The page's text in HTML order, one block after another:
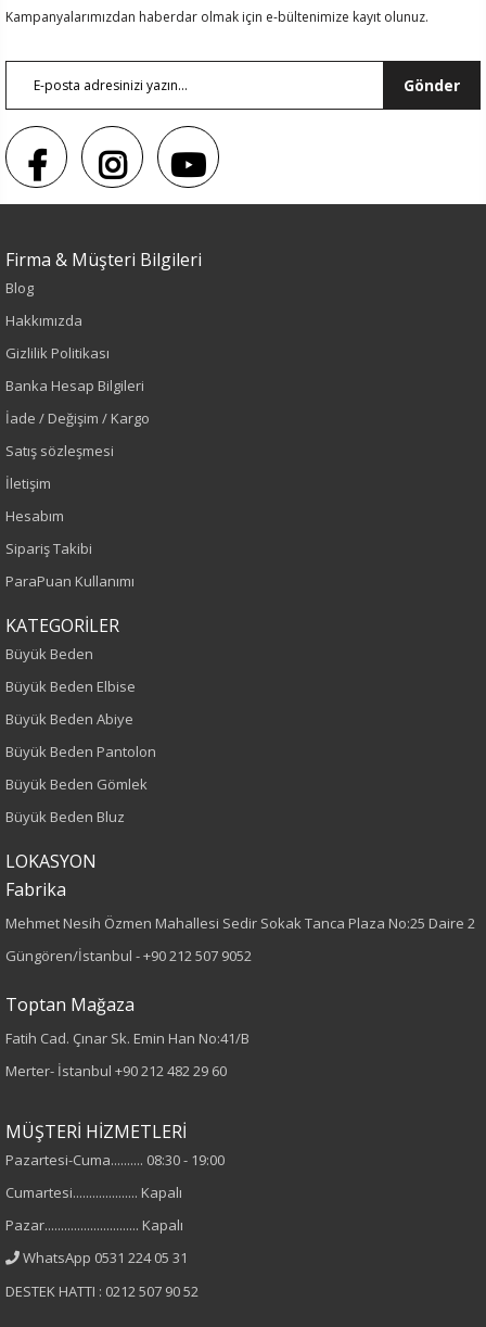
Sezon : YAZLIK
Renk
Kahve
Sezon
İlkbahar-Yaz
Yaş Grubu
Kalıp
Büyük Beden
Boy
80
Dokuma
Çiçekli
Kumaş
Cinsiyet
Kadın
Uzun Kol
Kampanyalarımızdan haberdar olmak için e-bültenimize kayıt olunuz.
Gönder
Firma & Müşteri Bilgileri
Blog
Hakkımızda
Gizlilik Politikası
Banka Hesap Bilgileri
İade / Değişim / Kargo
Satış sözleşmesi
İletişim
Hesabım
Sipariş Takibi
ParaPuan Kullanımı
KATEGORİLER
Büyük Beden
Büyük Beden Elbise
Büyük Beden Abiye
Büyük Beden Pantolon
Büyük Beden Gömlek
Büyük Beden Bluz
LOKASYON
Fabrika
Mehmet Nesih Özmen Mahallesi Sedir Sokak Tanca Plaza No:25 Daire 2
Güngören/İstanbul -+90 212 507 9052
Toptan Mağaza
Fatih Cad. Çınar Sk. Emin Han No:41/B
Merter- İstanbul +90 212 482 29 60
MÜŞTERİ HİZMETLERİ
Pazartesi-Cuma.......... 08:30 - 19:00
Cumartesi.................... Kapalı
Pazar............................. Kapalı
WhatsApp 0531 224 05 31
DESTEK HATTI : 0212 507 90 52